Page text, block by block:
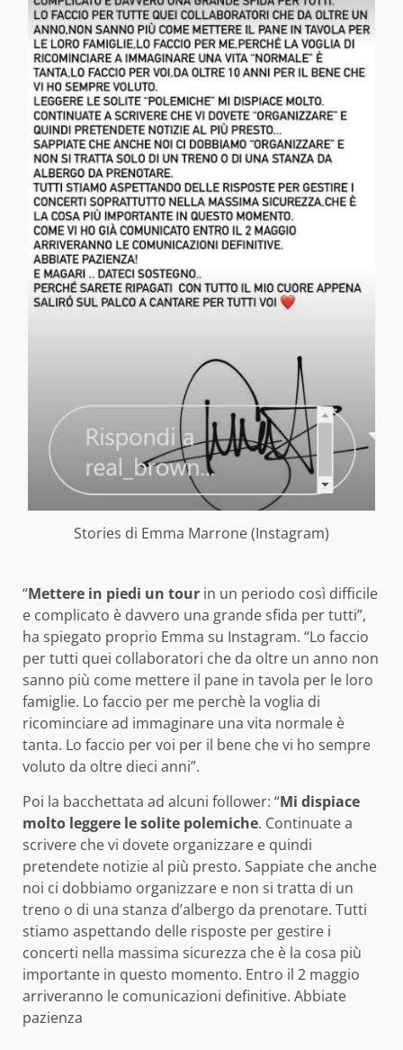
Stories di Emma Marrone (Instagram)
“Mettere in piedi un tour in un periodo così difficile
e complicato è davvero una grande sfida per tutti”,
ha spiegato proprio Emma su Instagram. “Lo faccio
per tutti quei collaboratori che da oltre un anno non
sanno più come mettere il pane in tavola per le loro
famiglie. Lo faccio per me perchè la voglia di
ricominciare ad immaginare una vita normale è
tanta. Lo faccio per voi per il bene che vi ho sempre
voluto da oltre dieci anni”.
Poi la bacchettata ad alcuni follower: “Mi dispiace
molto leggere le solite polemiche. Continuate a
scrivere che vi dovete organizzare e quindi
pretendete notizie al più presto. Sappiate che anche
noi ci dobbiamo organizzare e non si tratta di un
treno o di una stanza d’albergo da prenotare. Tutti
stiamo aspettando delle risposte per gestire i
concerti nella massima sicurezza che è la cosa più
importante in questo momento. Entro il 2 maggio
arriveranno le comunicazioni definitive. Abbiate
pazienza